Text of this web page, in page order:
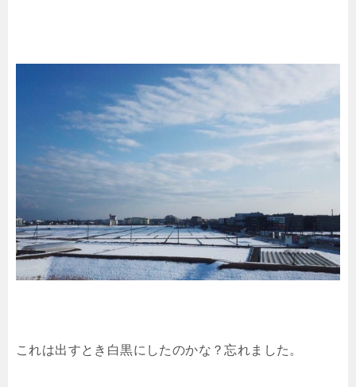
これは出すとき白黒にしたのかな？忘れました。